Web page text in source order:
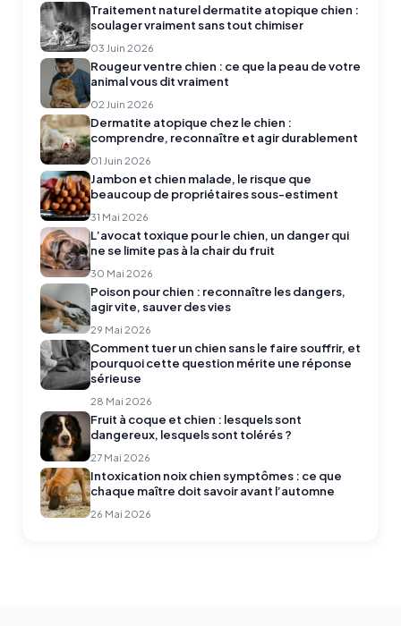
Traitement naturel dermatite atopique chien :
soulager vraiment sans tout chimiser
03 Juin 2026
Rougeur ventre chien : ce que la peau de votre
animal vous dit vraiment
02 Juin 2026
Dermatite atopique chez le chien :
comprendre, reconnaître et agir durablement
01 Juin 2026
Jambon et chien malade, le risque que
beaucoup de propriétaires sous-estiment
31 Mai 2026
L’avocat toxique pour le chien, un danger qui
ne se limite pas à la chair du fruit
30 Mai 2026
Poison pour chien : reconnaître les dangers,
agir vite, sauver des vies
29 Mai 2026
Comment tuer un chien sans le faire souffrir, et
pourquoi cette question mérite une réponse
sérieuse
28 Mai 2026
Fruit à coque et chien : lesquels sont
dangereux, lesquels sont tolérés ?
27 Mai 2026
Intoxication noix chien symptômes : ce que
chaque maître doit savoir avant l’automne
26 Mai 2026